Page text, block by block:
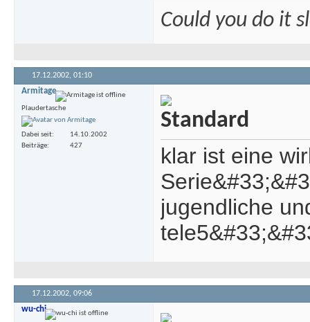
Could you do it
17.12.2002, 01:10
Armitage
Plaudertasche
Dabei seit
14.10.2002
Beiträge
427
klar ist eine
jugendliche
17.12.2002, 09:06
wu-chi